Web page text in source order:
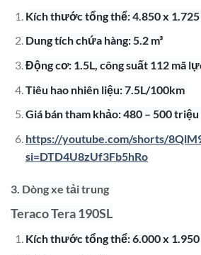
Kích thước tổng thể: 4.850 x 1.725
Dung tích chứa hàng: 5.2 m³
Động cơ: 1.5L, công suất 112 mã
Tiêu hao nhiên liệu: 7.5L/100km
Giá bán tham khảo: 480 – 500
https://youtube.com/shorts/
si=DTD4U8zUf3Fb5hRo
3. Dòng xe tải trung
Teraco Tera 190SL
Kích thước tổng thể: 6.000 x 1.950